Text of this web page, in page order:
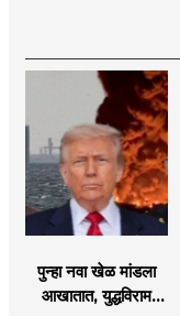
पुन्हा नवा खेळ मांडला
आखातात, युद्धविराम